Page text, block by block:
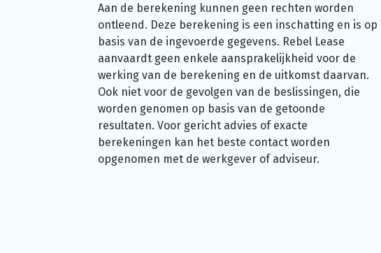
Aan de berekening kunnen geen rechten worden
ontleend. Deze berekening is een inschatting en is op
basis van de ingevoerde gegevens. Rebel Lease
aanvaardt geen enkele aansprakelijkheid voor de
werking van de berekening en de uitkomst daarvan.
Ook niet voor de gevolgen van de beslissingen, die
worden genomen op basis van de getoonde
resultaten. Voor gericht advies of exacte
berekeningen kan het beste contact worden
opgenomen met de werkgever of adviseur.